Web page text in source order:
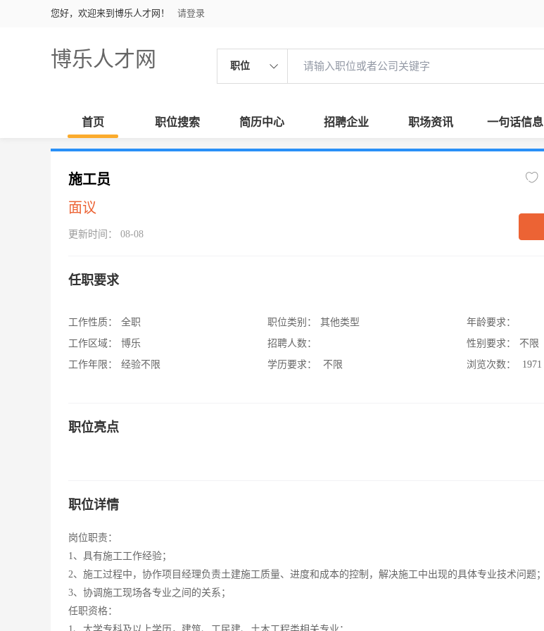
您好，欢迎来到博乐人才网！ 请登录
博乐人才网 职位
首页 职位搜索 简历中心 招聘企业 职场资讯 一句话信息
施工员
面议
更新时间： 08-08
任职要求
工作性质：
全职
工作区域：
博乐
工作年限：
经验不限
职位类别：
其他类型
招聘人数：
学历要求：
不限
年龄要求：
性别要求：
不限
浏览次数：
1971
职位亮点
职位详情
岗位职责：
1、具有施工工作经验；
2、施工过程中，协作项目经理负责土建施工质量、进度和成本的控制，解决施工中出现的具体专业技术问题；
3、协调施工现场各专业之间的关系；
任职资格：